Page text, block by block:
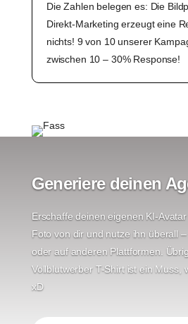
Die Zahlen belegen es: Die
Direkt-Marketing erzeugt eine
nichts! 9 von 10 unserer
zwischen 10 – 30% Response!
Generiere deinen
Erschaffe deinen eigenen KI-
Foto von dir und nutze ihn überall
oder auf anderen Plattformen.
Vollblutwerber T-Shirt ist ein Muss,
xD